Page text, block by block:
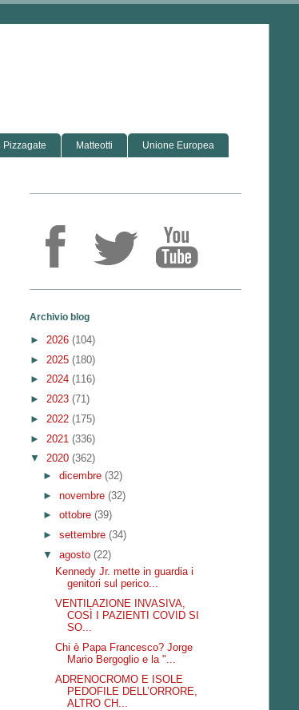
Pizzagate Matteotti Unione Europea
Archivio blog
► 2026 (104)
► 2025 (180)
► 2024 (116)
► 2023 (71)
► 2022 (175)
► 2021 (336)
▼ 2020 (362)
► dicembre (32)
► novembre (32)
► ottobre (39)
► settembre (34)
▼ agosto (22)
Kennedy Jr. mette in guardia i
genitori sul perico...
VENTILAZIONE INVASIVA,
COSÌ I PAZIENTI COVID SI
SO...
Chi è Papa Francesco? Jorge
Mario Bergoglio e la "...
ADRENOCROMO E ISOLE
PEDOFILE DELL’ORRORE,
ALTRO CH...